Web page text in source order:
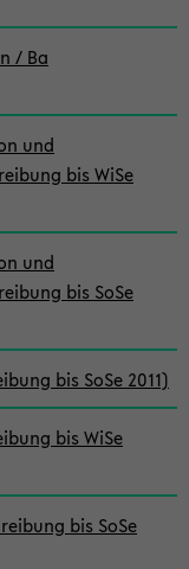
/ Ba
und
bis WiSe
und
bis SoSe
bis SoSe 2011)
bis WiSe
bis SoSe